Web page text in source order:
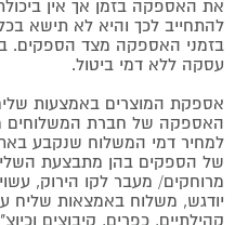
את האספקה בזמן אך אין
להתחייב לכך והיא לא תישא
בזמני האספקה מצד הספקים.
עסקה ללא דמי ביטול.
אספקת המוצרים באמצעות
האספקה של חברת
למחיר דמי המשלוח שנקבע
של הספקים בהן מתבצעת
מרוחקים/ מעבר לקו הירוק,
יודגש, משלוח באמצאות שליח
קהילתיים, כפרים, קיבוצים